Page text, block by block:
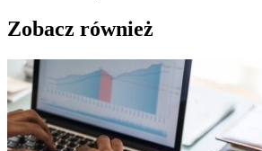
Zobacz również